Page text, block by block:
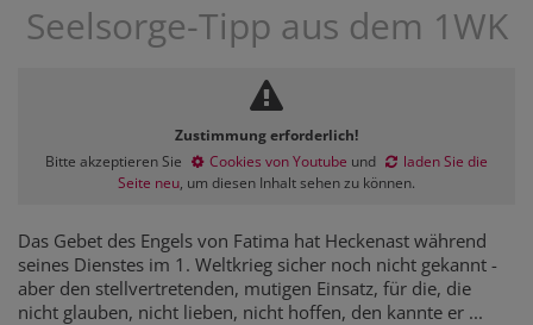
Seelsorge-Tipp aus dem 1WK
Zustimmung erforderlich!
Bitte akzeptieren Sie
Cookies von Youtube und
laden Sie die
Seite neu, um diesen Inhalt sehen zu können.
Das Gebet des Engels von Fatima hat Heckenast während
seines Dienstes im 1. Weltkrieg sicher noch nicht gekannt -
aber den stellvertretenden, mutigen Einsatz, für die, die
nicht glauben, nicht lieben, nicht hoffen, den kannte er ...